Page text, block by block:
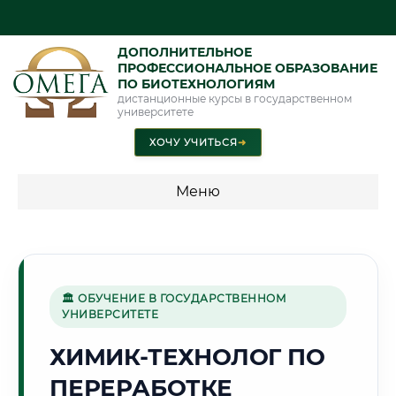
ДОПОЛНИТЕЛЬНОЕ
ПРОФЕССИОНАЛЬНОЕ ОБРАЗОВАНИЕ
ПО БИОТЕХНОЛОГИЯМ
дистанционные курсы в государственном
университете
ХОЧУ УЧИТЬСЯ➜
Меню
🌲
Г. ГОМЕЛЬ
🏛 ОБУЧЕНИЕ В ГОСУДАРСТВЕННОМ
УНИВЕРСИТЕТЕ
ХИМИК-ТЕХНОЛОГ ПО
ПЕРЕРАБОТКЕ